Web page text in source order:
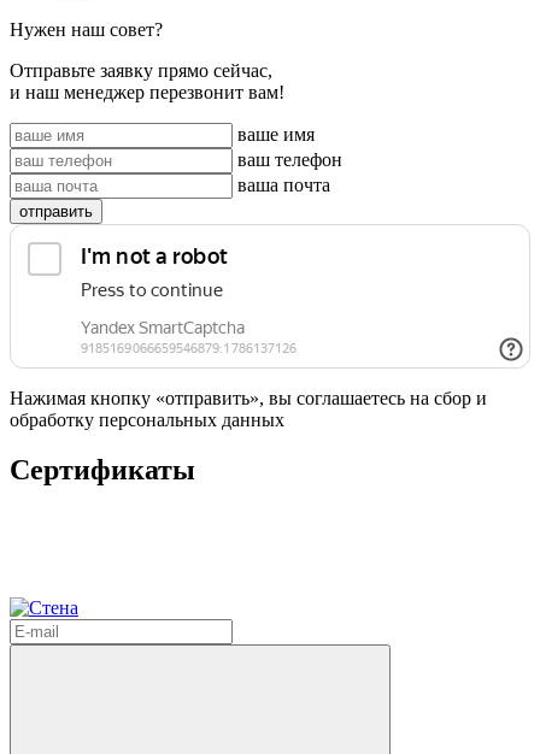
Нужен наш совет?
Отправьте заявку прямо сейчас,
и наш менеджер перезвонит вам!
ваше имя
ваш телефон
ваша почта
отправить
Нажимая кнопку «отправить», вы соглашаетесь на сбор и
обработку персональных данных
Сертификаты